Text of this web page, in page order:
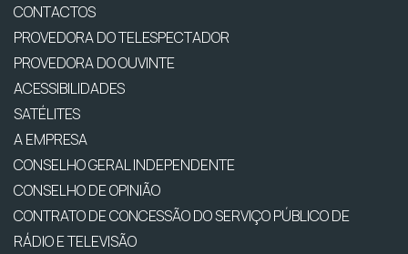
CONTACTOS
PROVEDORA DO TELESPECTADOR
PROVEDORA DO OUVINTE
ACESSIBILIDADES
SATÉLITES
A EMPRESA
CONSELHO GERAL INDEPENDENTE
CONSELHO DE OPINIÃO
CONTRATO DE CONCESSÃO DO SERVIÇO PÚBLICO DE
RÁDIO E TELEVISÃO